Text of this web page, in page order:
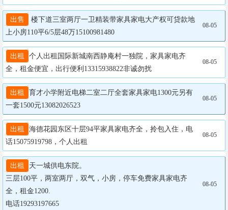
出售
楼下道三室两厅一卫精装带家具家电大产权可贷款地
上小房110平6/5层48万15100981480
08-05
出租
个人出租国际新城南西静庵村一独院，家具家电齐
全，租金便宜，出行便利13315938822非诚勿扰
08-05
出租
育才小学附近电梯二室二厅全套家具家电1300元另有
一套1500元13082026523
08-05
出租
海德花园东区十层94平家具家电齐全，拎包入住，电
话15075919798，个人出租
08-05
出租
天一城供电东院。
三层100平，两室两厅，双气，小房，停车免费家具家电齐
全，租金1200.
电话19293197665
08-05